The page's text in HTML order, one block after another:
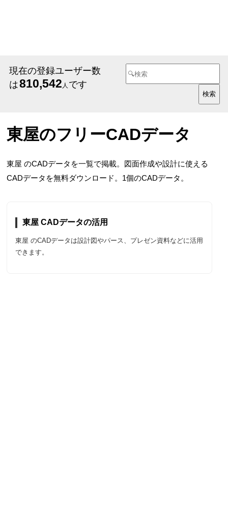
現在の登録ユーザー数
は810,542 人 です
東屋のフリーCADデータ
東屋 のCADデータを一覧で掲載。図面作成や設計に使える
CADデータを無料ダウンロード。1個のCADデータ。
東屋 CADデータの活用
東屋 のCADデータは設計図やパース、プレゼン資料などに活用
できます。